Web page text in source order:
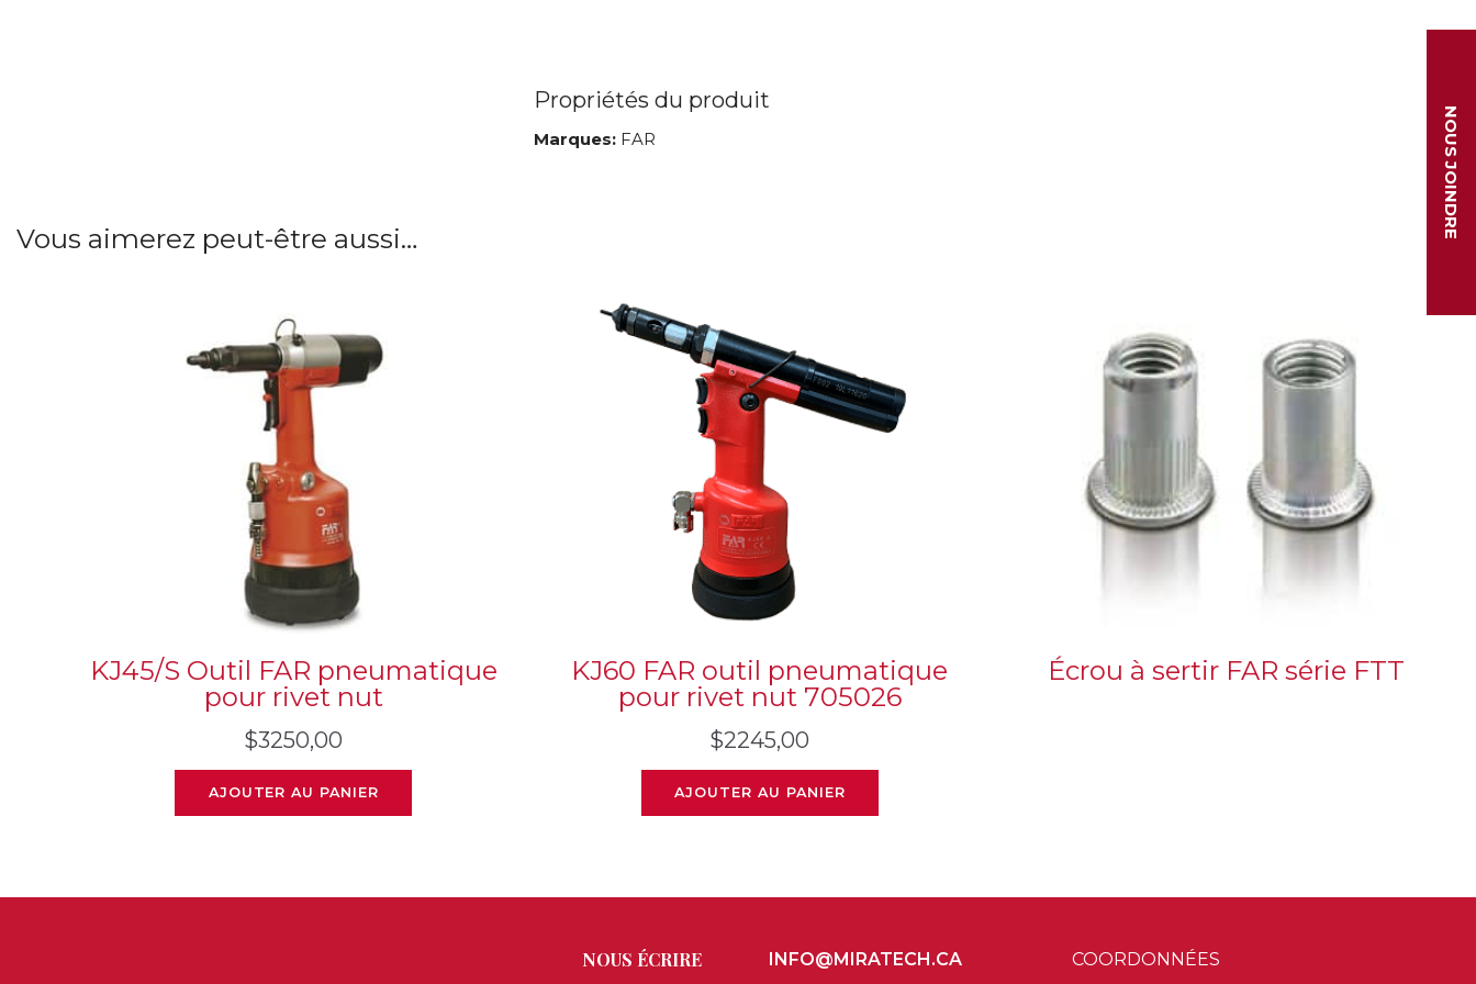
Propriétés du produit
Marques: FAR
Vous aimerez peut-être aussi…
KJ45/S Outil FAR pneumatique
pour rivet nut
$3250,00
AJOUTER AU PANIER
KJ60 FAR outil pneumatique
pour rivet nut 705026
$2245,00
AJOUTER AU PANIER
Écrou à sertir FAR série FTT
NOUS ÉCRIRE INFO@MIRATECH.CA COORDONNÉES
NOUS JOINDRE